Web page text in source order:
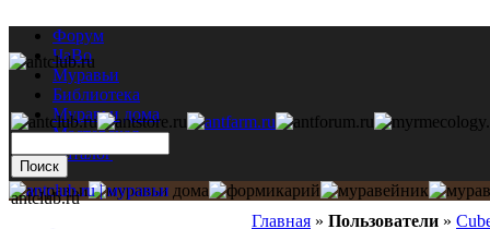
Форум
ЧаВо
Муравьи
Библиотека
Муравьи дома
Мастерская
Каталог
Главная » Пользователи »
antclub.ru